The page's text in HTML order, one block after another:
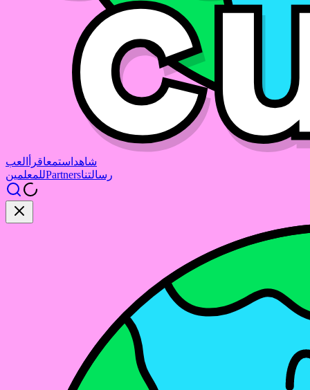
شاهد استمعاقرأ
العب
للمعلمينPartnersرسالتنا